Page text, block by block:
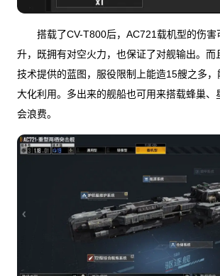
搭载了CV-T800后，AC721载机型的伤害
升，既拥有对空火力，也保证了对舰输出。而
技术提供的蓝图，服役限制上能造15艘之多
大化利用。多出来的舰船也可用来搭载蜂巢、
会浪费。